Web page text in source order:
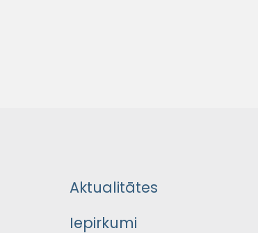
Aktualitātes
Iepirkumi